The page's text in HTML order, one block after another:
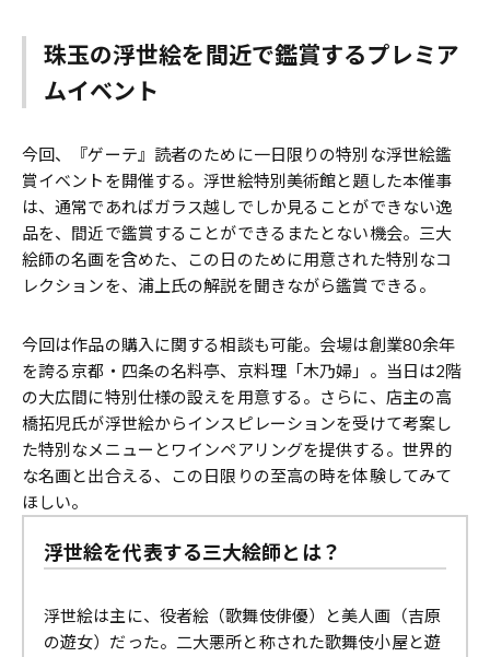
珠玉の浮世絵を間近で鑑賞するプレミア
ムイベント
今回、『ゲーテ』読者のために一日限りの特別な浮世絵鑑
賞イベントを開催する。浮世絵特別美術館と題した本催事
は、通常であればガラス越しでしか見ることができない逸
品を、間近で鑑賞することができるまたとない機会。三大
絵師の名画を含めた、この日のために用意された特別なコ
レクションを、浦上氏の解説を聞きながら鑑賞できる。
今回は作品の購入に関する相談も可能。会場は創業80余年
を誇る京都・四条の名料亭、京料理「木乃婦」。当日は2階
の大広間に特別仕様の設えを用意する。さらに、店主の高
橋拓児氏が浮世絵からインスピレーションを受けて考案し
た特別なメニューとワインペアリングを提供する。世界的
な名画と出合える、この日限りの至高の時を体験してみて
ほしい。
浮世絵を代表する三大絵師とは？
浮世絵は主に、役者絵（歌舞伎俳優）と美人画（吉原
の遊女）だった。二大悪所と称された歌舞伎小屋と遊